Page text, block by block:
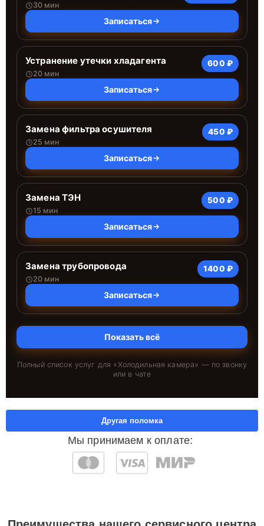
30 мин
Записаться
Устранение утечки хладагента
20 мин
600 ₽
Записаться
Замена фильтра осушителя
25 мин
450 ₽
Записаться
Замена ТЭН
15 мин
500 ₽
Записаться
Замена трубопровода
20 мин
1400 ₽
Записаться
Показать всё
Полный список услуг для «Холодильная камера» — по звонку
или в чате
Мы принимаем к оплате:
Другая поломка